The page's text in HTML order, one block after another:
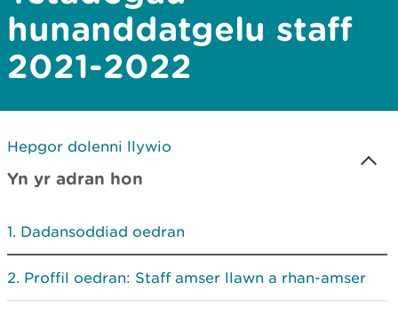
hunanddatgelu staff
2021-2022
Hepgor dolenni llywio
Yn yr adran hon
Dadansoddiad oedran
Proffil oedran: Staff amser llawn a rhan-amser